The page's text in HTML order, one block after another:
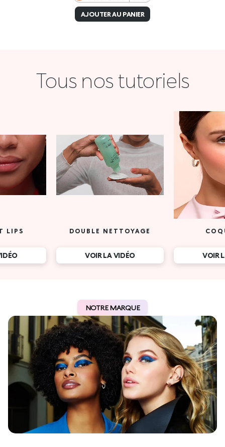
AJOUTER AU PANIER
Tous nos tutoriels
LIPS DOUBLE NETTOYAGE
VOIR LA VIDÉO VOIR
NOTRE MARQUE